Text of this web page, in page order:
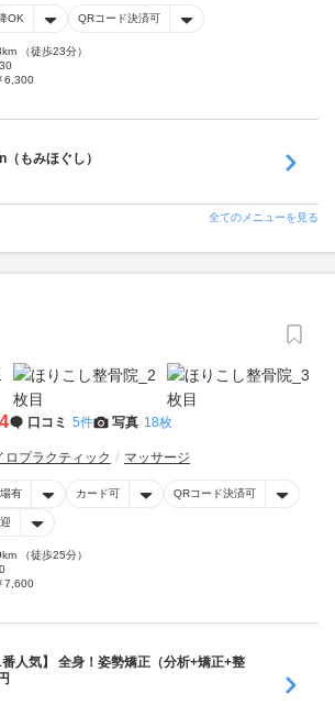
OK QRコード決済可
（徒歩23分）
6,300
もみほぐし）
全てのメニューを見る
口コミ 5件 写真 18枚
ロプラクティック マッサージ
有 カード可 QRコード決済可
（徒歩25分）
7,600
人気】 全身！姿勢矯正（分析+矯正+整